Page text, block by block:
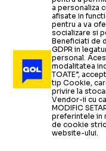
declarat
CAMPIONATE
CREATORUL DE
descoperitși
Formația
calificat în
Greciei:
Citește mai mult
le-acerut
PAOK,
sferturile
penalty-uri
Citește mai mult
a personaliza
afisate in
pentru a va
socializare si
Beneficiati de
GDPR in
personal.
modalitatea
TOATE”,
tip Cookie,
privire la
Vendor-ii cu
MODIFIC
preferintele in
de cookie
website-ului.